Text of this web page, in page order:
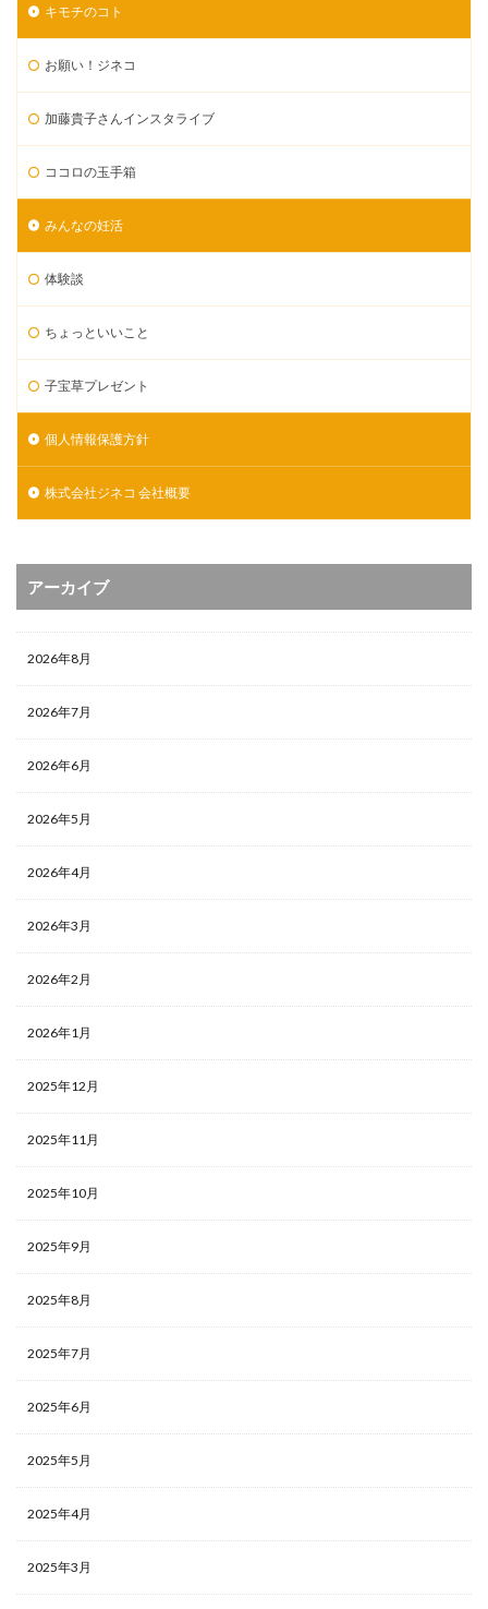
キモチのコト
お願い！ジネコ
加藤貴子さんインスタライブ
ココロの玉手箱
みんなの妊活
体験談
ちょっといいこと
子宝草プレゼント
個人情報保護方針
株式会社ジネコ 会社概要
アーカイブ
2026年8月
2026年7月
2026年6月
2026年5月
2026年4月
2026年3月
2026年2月
2026年1月
2025年12月
2025年11月
2025年10月
2025年9月
2025年8月
2025年7月
2025年6月
2025年5月
2025年4月
2025年3月